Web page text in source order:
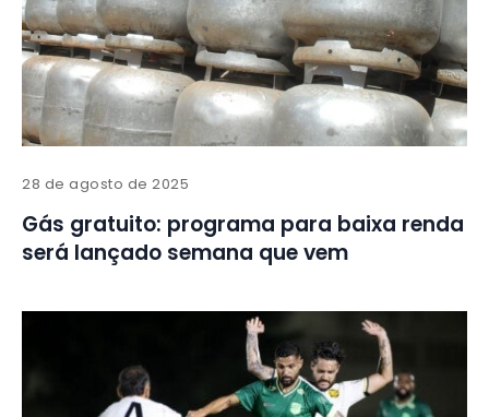
28 de agosto de 2025
Gás gratuito: programa para baixa renda
será lançado semana que vem